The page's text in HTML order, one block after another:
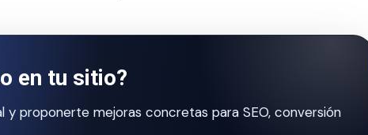
en tu sitio?
y proponerte mejoras concretas para SEO, conversión